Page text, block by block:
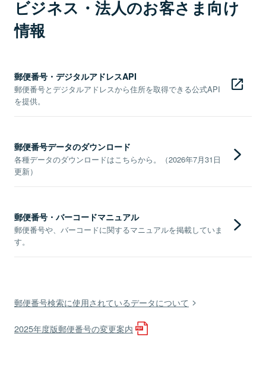
ビジネス・法人のお客さま向け
情報
郵便番号・デジタルアドレスAPI
郵便番号とデジタルアドレスから住所を取得できる公式API
を提供。
郵便番号データのダウンロード
各種データのダウンロードはこちらから。（2026年7月31日
更新）
郵便番号・バーコードマニュアル
郵便番号や、バーコードに関するマニュアルを掲載していま
す。
郵便番号検索に使用されているデータについて
2025年度版郵便番号の変更案内